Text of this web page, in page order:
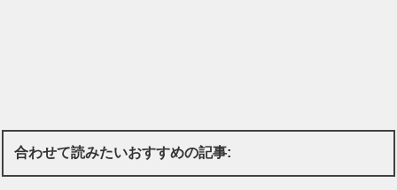
合わせて読みたいおすすめの記事: